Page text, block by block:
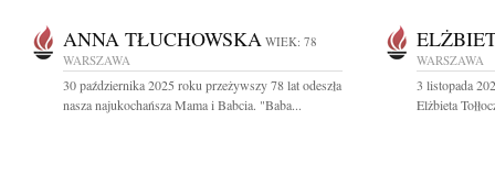
ANNA TŁUCHOWSKA WIEK: 78
WARSZAWA
30 października 2025 roku przeżywszy 78 lat odeszła
nasza najukochańsza Mama i Babcia. "Baba...
WARSZAWA
3 listopada
Elżbieta